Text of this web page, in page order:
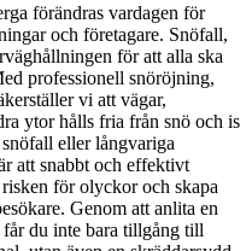
förändras vardagen för
och företagare. Snöfall,
för att alla ska
professionell snöröjning,
vi att vägar,
ytor hålls fria från snö och is
eller långvariga
att snabbt och effektivt
för olyckor och skapa
Genom att anlita en
du inte bara tillgång till